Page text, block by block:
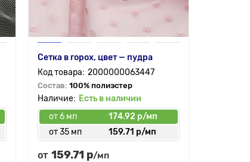
Сетка в горох, цвет — пудра
2000000063447
Состав: 100% полиэстер
Есть в наличии
от 6 мп
174.92 р/мп
от 35 мп
159.71 р/мп
от 159.71 р/мп